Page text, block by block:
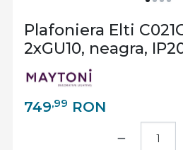
Plafoniera Elti
2xGU10, neagra,
749,99 RON
−